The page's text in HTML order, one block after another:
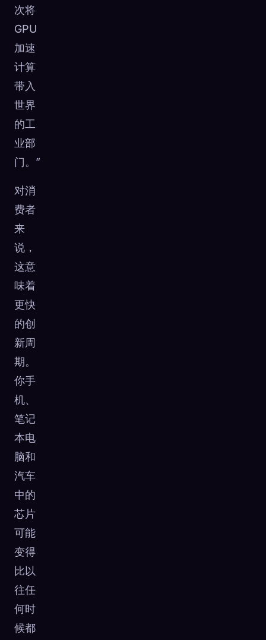
次将
GPU
加速
计算
带入
世界
的工
业部
门。”
对消
费者
来
说，
这意
味着
更快
的创
新周
期。
你手
机、
笔记
本电
脑和
汽车
中的
芯片
可能
变得
比以
往任
何时
候都